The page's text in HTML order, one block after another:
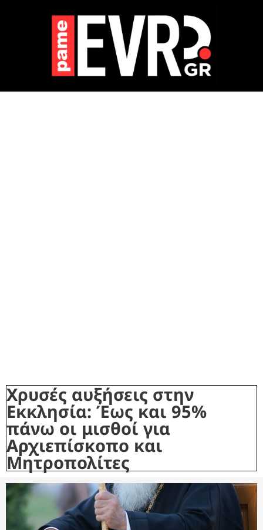
Χρυσές αυξήσεις στην
Εκκλησία: Έως και 95%
πάνω οι μισθοί για
Αρχιεπίσκοπο και
Μητροπολίτες